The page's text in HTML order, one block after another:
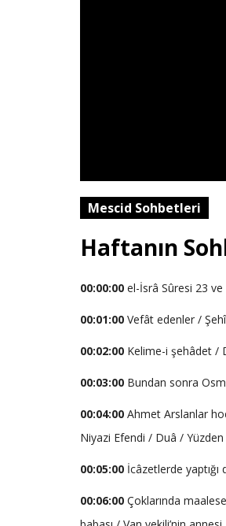
Mescid Sohbetleri
Haftanın
00:00:00 el-İsrâ Sûresi 23
00:01:00 Vefât edenler /
00:02:00 Kelime-i şehâdet /
00:03:00 Bundan sonra
00:04:00 Ahmet Arslanlar
Niyazi Efendi / Duâ /
00:05:00 İcâzetlerde
00:06:00 Çoklarında